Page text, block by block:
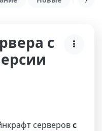
с
серверовс